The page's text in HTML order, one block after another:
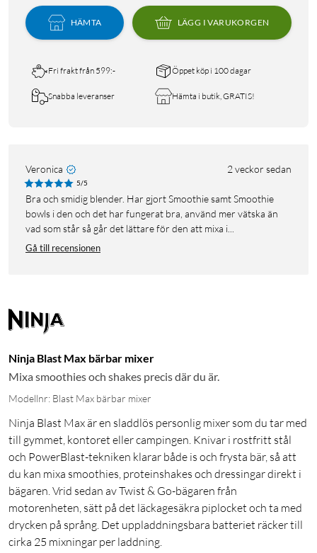
HÄMTA LÄGG I VARUKORGEN
Fri frakt från 599:- Öppet köp i 100 dagar
Snabba leveranser Hämta i butik, GRATIS!
Veronica 2 veckor sedan
5/5
Bra och smidig blender. Har gjort Smoothie samt Smoothie
bowls i den och det har fungerat bra, använd mer vätska än
vad som står så går det lättare för den att mixa i...
Gå till recensionen
Ninja Blast Max bärbar mixer
Mixa smoothies och shakes precis där du är.
Modellnr: Blast Max bärbar mixer
Ninja Blast Max är en sladdlös personlig mixer som du tar med
till gymmet, kontoret eller campingen. Knivar i rostfritt stål
och PowerBlast-tekniken klarar både is och frysta bär, så att
du kan mixa smoothies, proteinshakes och dressingar direkt i
bägaren. Vrid sedan av Twist & Go-bägaren från
motorenheten, sätt på det läckagesäkra piplocket och ta med
drycken på språng. Det uppladdningsbara batteriet räcker till
cirka 25 mixningar per laddning.